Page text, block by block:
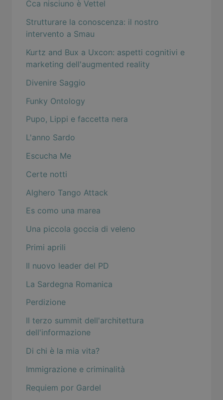
Cca nisciuno è Vettel
Strutturare la conoscenza: il nostro
intervento a Smau
Kurtz and Bux a Uxcon: aspetti cognitivi e
marketing dell'augmented reality
Divenire Saggio
Funky Ontology
Pupo, Lippi e faccetta nera
L'anno Sardo
Escucha Me
Certe notti
Alghero Tango Attack
Es como una marea
Una piccola goccia di veleno
Primi aprili
Il nuovo leader del PD
La Sardegna Romanica
Perdizione
Il terzo summit dell'architettura
dell'informazione
Di chi è la mia vita?
Immigrazione e criminalità
Requiem por Gardel